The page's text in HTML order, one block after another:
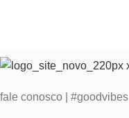
fale conosco | #goodvibes